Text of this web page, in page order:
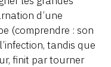
d’une
(comprendre : son
tandis que
finit par tourner